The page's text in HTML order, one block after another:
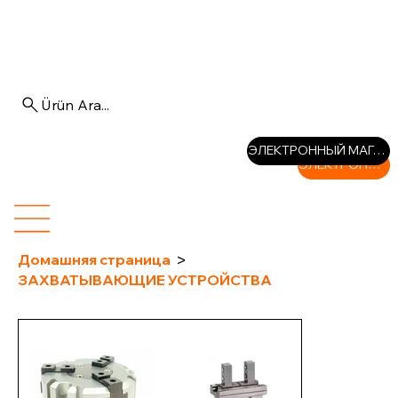
ЭЛЕКТРОННЫЙ МАГАЗИН
ЭЛЕКТРОННЫЙ МАГАЗИН
Ürün Ara...
Домашняя страница >
ЗАХВАТЫВАЮЩИЕ УСТРОЙСТВА